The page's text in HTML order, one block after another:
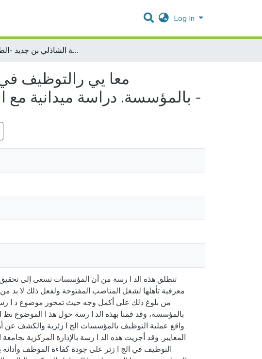
Log In
معا يي رالتوظيف في الجزائر وانعكاساتها على جودة كفاءة الموظف وأدائه بالمؤسسة. دراسة ميدانية مع المكلفين بالتوظيف بجامعة الشاذلي بن جديد -الطارف -
معا يي رالتوظيف
بالمؤسسة. دراسة ميدانية مع المكلفين بالتوظيف بجامعة الشاذلي بن جديد -الطارف -
تنطلق هذه الد ا رسة من أن المؤسسات تسعى إلى تحقيق
معرفية تأهلها لشغل المناصب المفتوحة ولفعل ذلك لا بد
من بلوغ ذلك على أكمل وجه حيث تمحور موضوع د ا
بالمؤسسة، وقد قمنا بهذه الد ا رسة حول هذ ا الموضوع
واقع عملية التوظيف بالمؤسسات الج ا زئرية والكشف عن
المعايير. وقد أجريت هذه الد ا رسة بالإدارة المركزية
التوظيف في الج ا زئر على جودة كفاءة الموظف وأدائه